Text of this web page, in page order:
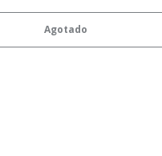
Agotado